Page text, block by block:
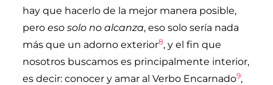
hay que hacerlo de la mejor manera posible,
peroeso solo no alcanza, eso solo sería nada
más que un adorno exterior8, y el fin que
nosotros buscamos es principalmente interior,
es decir: conocer y amar al Verbo Encarnado9,